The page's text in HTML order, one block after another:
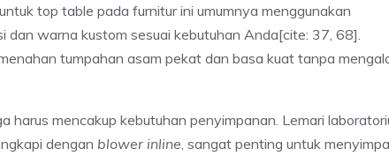
top table pada furnitur ini umumnya menggunakan
dan warna kustom sesuai kebutuhan Anda[cite: 37, 68].
tumpahan asam pekat dan basa kuat tanpa
harus mencakup kebutuhan penyimpanan. Lemari
dengan blower inline , sangat penting untuk